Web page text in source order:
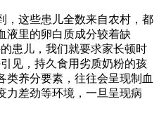
这些患儿全数来自农村，都
液里的卵白质成分较着缺
患儿，我们就要求家长顿时
见，持久食用劣质奶粉的孩
类养分要素，往往会呈现制血
力差劲等环境，一旦呈现病